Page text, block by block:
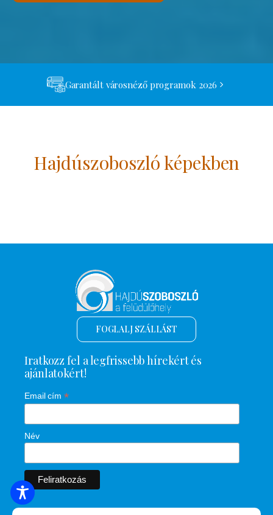
Garantált városnéző programok 2026
Hajdúszoboszló képekben
FOGLALJ SZÁLLÁST
Iratkozz fel a legfrissebb hírekért és
ajánlatokért!
Email cím *
Név